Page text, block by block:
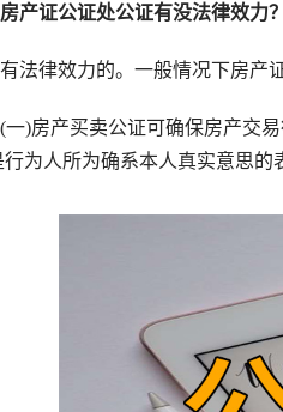
房产证公证处公证有没法律效力？
律效力的。一般情况下房产证
房产买卖公证可确保房产交易
为人所为确系本人真实意思的